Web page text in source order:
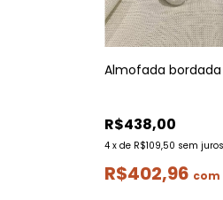
Almofada bordada
R$438,00
4 x de R$109,50 sem juros
R$402,96 com